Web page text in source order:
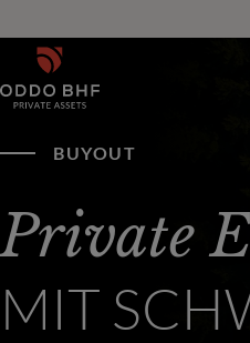
BUYOUT
Private
MIT